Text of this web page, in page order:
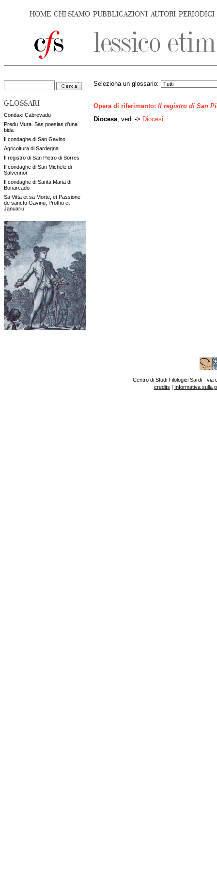
HOME CHI SIAMO PUBBLICAZIONI AUTORI PERIODICI
GLOSSARI
Condaxi Cabrevadu
Predu Mura. Sas poesias d'una
bida
Il condaghe di San Gavino
Agricoltura di Sardegna
Il registro di San Pietro di Sorres
Il condaghe di San Michele di
Salvennor
Il condaghe di Santa Maria di
Bonarcado
Sa Vitta et sa Morte, et Passione
de sanctu Gavinu, Prothu et
Januariu
Seleziona un glossario:
Opera di riferimento: Il registro di San
Diocesa , vedi -> Diocesi
Centro di Studi Filologici Sardi - via
credits | Informativa sulla